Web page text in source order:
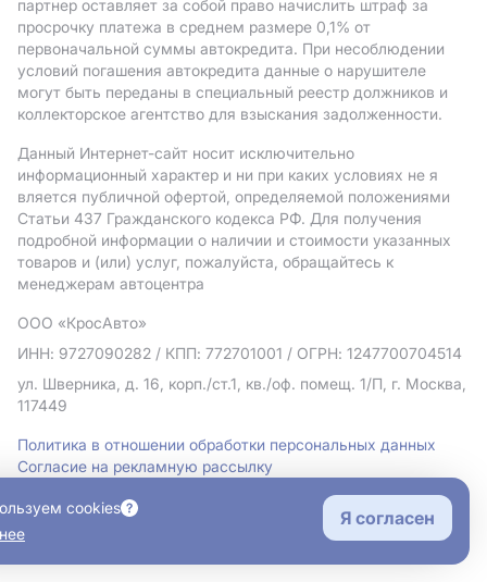
партнер оставляет за собой право начислить штраф за
просрочку платежа в среднем размере 0,1% от
первоначальной суммы автокредита. При несоблюдении
условий погашения автокредита данные о нарушителе
могут быть переданы в специальный реестр должников и
коллекторское агентство для взыскания задолженности.
Данный Интернет-сайт носит исключительно
информационный характер и ни при каких условиях не я
вляется публичной офертой, определяемой положениями
Статьи 437 Гражданского кодекса РФ. Для получения
подробной информации о наличии и стоимости указанных
товаров и (или) услуг, пожалуйста, обращайтесь к
менеджерам автоцентра
ООО «КросАвто»
ИНН: 9727090282 / КПП: 772701001 / ОГРН: 1247700704514
ул. Шверника, д. 16, корп./ст.1, кв./оф. помещ. 1/П, г. Москва,
117449
Политика в отношении обработки персональных данных
Согласие на рекламную рассылку
cookies
Я согласен